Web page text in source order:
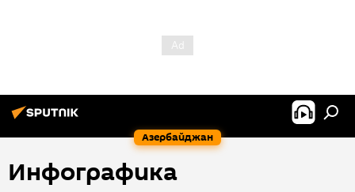
Азербайджан
Инфографика